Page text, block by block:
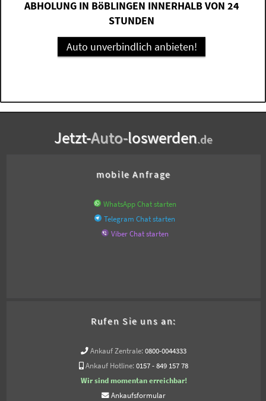
ABHOLUNG IN BöBLINGEN INNERHALB VON 24
STUNDEN
Auto unverbindlich anbieten!
Jetzt-Auto-loswerden.de
mobile Anfrage
WhatsApp Chat starten
Telegram Chat starten
Viber Chat starten
Rufen Sie uns an:
Ankauf Zentrale: 0800-0044333
Ankauf Hotline: 0157 - 849 157 78
Wir sind momentan erreichbar!
Ankaufsformular